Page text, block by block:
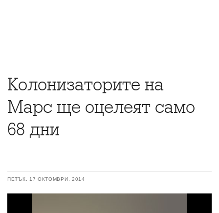
Колонизаторите на
Марс ще оцелеят само
68 дни
ПЕТЪК, 17 ОКТОМВРИ, 2014